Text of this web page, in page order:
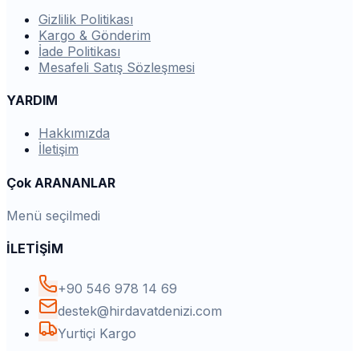
Gizlilik Politikası
Kargo & Gönderim
İade Politikası
Mesafeli Satış Sözleşmesi
YARDIM
Hakkımızda
İletişim
Çok ARANANLAR
Menü seçilmedi
İLETİŞİM
+90 546 978 14 69
destek@hirdavatdenizi.com
Yurtiçi Kargo